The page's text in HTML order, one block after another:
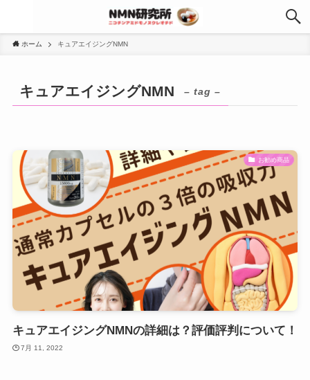
ホーム キュアエイジングNMN
キュアエイジングNMN – tag –
お勧め商品
キュアエイジングNMNの詳細は？評価評判について！
7月 11, 2022